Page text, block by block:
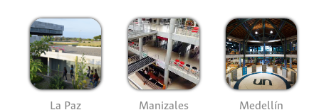
La Paz Manizales Medellín